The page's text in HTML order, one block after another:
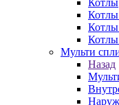
Котлы
Котлы
Котлы
Котлы
Мульти
Назад